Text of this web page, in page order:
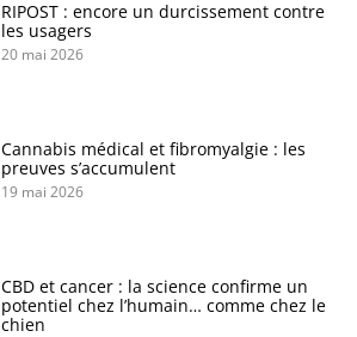
RIPOST : encore un durcissement contre
les usagers
20 mai 2026
Cannabis médical et fibromyalgie : les
preuves s’accumulent
19 mai 2026
CBD et cancer : la science confirme un
potentiel chez l’humain… comme chez le
chien